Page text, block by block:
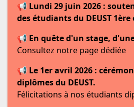
📢 Lundi 29 juin 2026 :
des étudiants du DEUST 1ère
📢 En quête d'un stage,
Consultez notre page dédiée
📢 Le 1er avril 2026 :
diplômes du DEUST.
Félicitations à nos étudiants